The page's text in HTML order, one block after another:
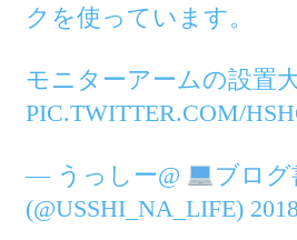
クを使っています。
モニターアームの設置
PIC.TWITTER.COM/
— うっしー@
ブロ
(@USSHI_NA_LIFE)